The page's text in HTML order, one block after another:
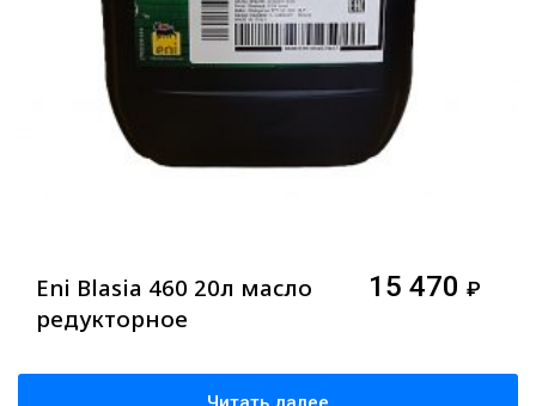
Eni Blasia 460 20л масло
редукторное
15 470 ₽